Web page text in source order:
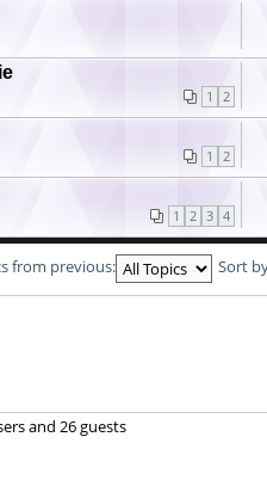
1 2
1 2
1 2 3 4
from previous: Sort
and 26 guests